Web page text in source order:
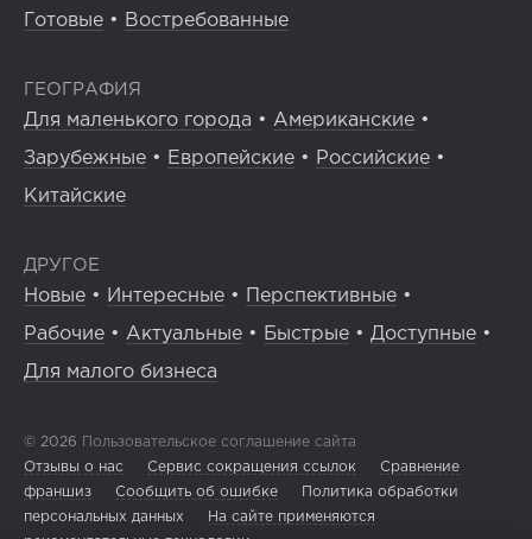
Готовые • Востребованные
ГЕОГРАФИЯ
Для маленького города • Американские •
Зарубежные • Европейские • Российские •
Китайские
ДРУГОЕ
Новые • Интересные • Перспективные •
Рабочие • Актуальные • Быстрые • Доступные •
Для малого бизнеса
© 2026 Пользовательское соглашение сайта
Отзывы о нас
Сервис сокращения ссылок
Сравнение
франшиз
Сообщить об ошибке
Политика обработки
персональных данных
На сайте применяются